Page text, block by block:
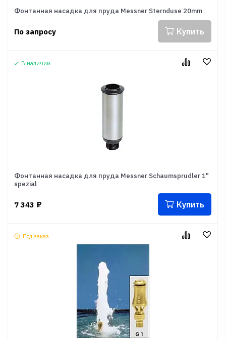
Фонтанная насадка для пруда Messner Sternduse 20mm
По запросу Купить
В наличии
Фонтанная насадка для пруда Messner Schaumsprudler 1"
spezial
7 343 ₽ Купить
Под заказ